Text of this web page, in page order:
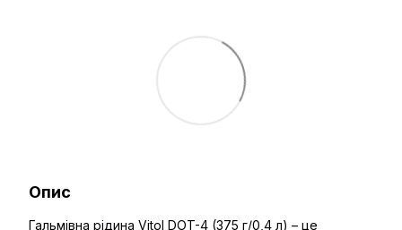
Опис
Гальмівна рідина Vitol DOT-4 (375 г/0,4 л) – це